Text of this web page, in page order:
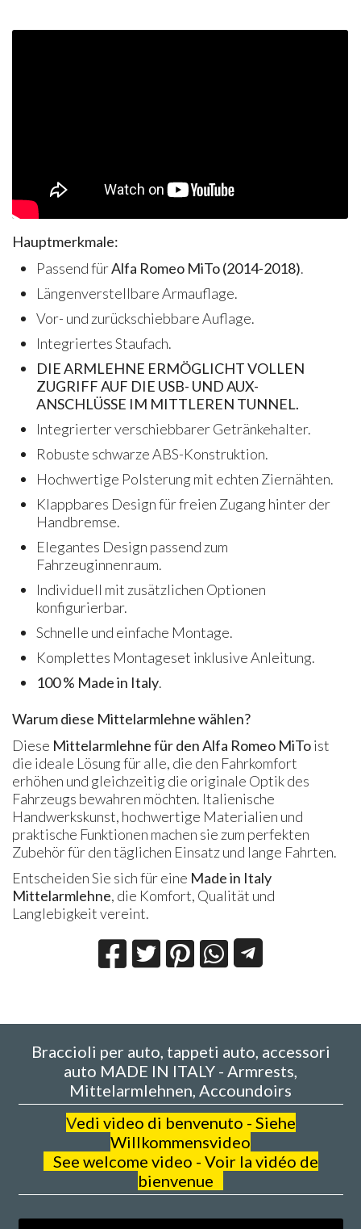
Hauptmerkmale:
Passend fürAlfa Romeo MiTo (2014-2018).
Längenverstellbare Armauflage.
Vor- und zurückschiebbare Auflage.
Integriertes Staufach.
DIE ARMLEHNE ERMÖGLICHT VOLLEN
ZUGRIFF AUF DIE USB- UND AUX-
ANSCHLÜSSE IM MITTLEREN TUNNEL.
Integrierter verschiebbarer Getränkehalter.
Robuste schwarze ABS-Konstruktion.
Hochwertige Polsterung mit echten Ziernähten.
Klappbares Design für freien Zugang hinter der
Handbremse.
Elegantes Design passend zum
Fahrzeuginnenraum.
Individuell mit zusätzlichen Optionen
konfigurierbar.
Schnelle und einfache Montage.
Komplettes Montageset inklusive Anleitung.
100 % Made in Italy.
Warum diese Mittelarmlehne wählen?
Diese Mittelarmlehne für den Alfa Romeo MiToist
die ideale Lösung für alle, die den Fahrkomfort
erhöhen und gleichzeitig die originale Optik des
Fahrzeugs bewahren möchten. Italienische
Handwerkskunst, hochwertige Materialien und
praktische Funktionen machen sie zum perfekten
Zubehör für den täglichen Einsatz und lange Fahrten.
Entscheiden Sie sich für eine Made in Italy
Mittelarmlehne, die Komfort, Qualität und
Langlebigkeit vereint.
Braccioli per auto, tappeti auto, accessori
auto MADE IN ITALY - Armrests,
Mittelarmlehnen, Accoundoirs
Vedi video di benvenuto - Siehe
Willkommensvideo
See welcome video - Voir la vidéo de
bienvenue